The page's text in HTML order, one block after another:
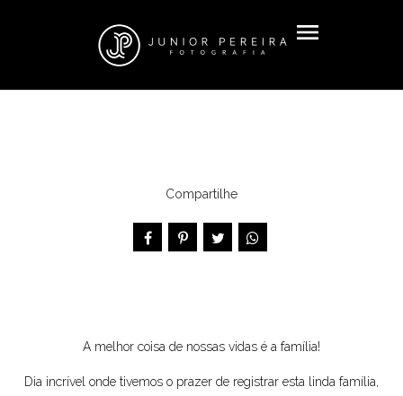
menu
Compartilhe
A melhor coisa de nossas vidas é a família!
Dia incrível onde tivemos o prazer de registrar esta linda família,